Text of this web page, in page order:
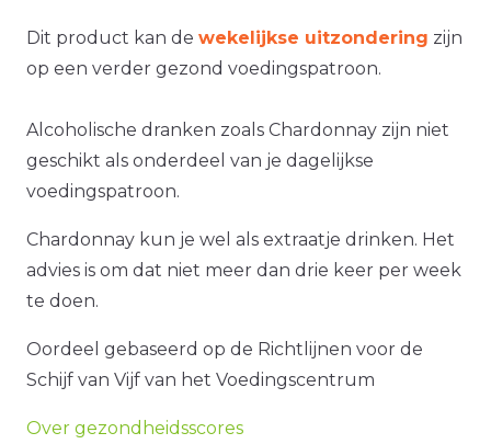
Dit product kan de wekelijkse uitzondering zijn
op een verder gezond voedingspatroon.
Alcoholische dranken zoals Chardonnay zijn niet
geschikt als onderdeel van je dagelijkse
voedingspatroon.
Chardonnay kun je wel als extraatje drinken. Het
advies is om dat niet meer dan drie keer per week
te doen.
Oordeel gebaseerd op de Richtlijnen voor de
Schijf van Vijf van het Voedingscentrum
Over gezondheidsscores